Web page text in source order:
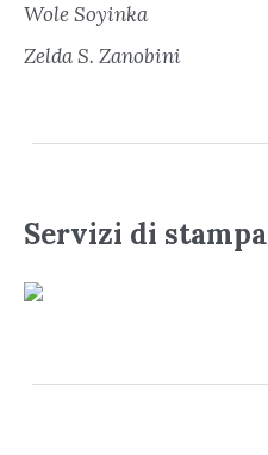
Wole Soyinka
Zelda S. Zanobini
Servizi di stampa